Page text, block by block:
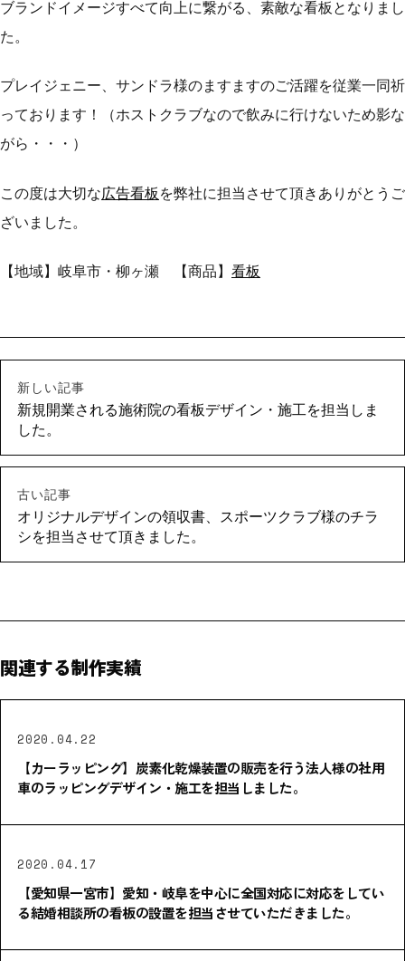
ブランドイメージすべて向上に繋がる、素敵な看板となりまし
た。
プレイジェニー、サンドラ様のますますのご活躍を従業一同祈
っております！（ホストクラブなので飲みに行けないため影な
がら・・・）
この度は大切な広告看板 を弊社に担当させて頂きありがとうご
ざいました。
【地域】岐阜市・柳ヶ瀬 【商品】 看板
新しい記事
新規開業される施術院の看板デザイン・施工を担当しま
した。
古い記事
オリジナルデザインの領収書、スポーツクラブ様のチラ
シを担当させて頂きました。
関連する制作実績
2020.04.22
【カーラッピング】炭素化乾燥装置の販売を行う法人様の社用
車のラッピングデザイン・施工を担当しました。
2020.04.17
【愛知県一宮市】愛知・岐阜を中心に全国対応に対応をしてい
る結婚相談所の看板の設置を担当させていただきました。